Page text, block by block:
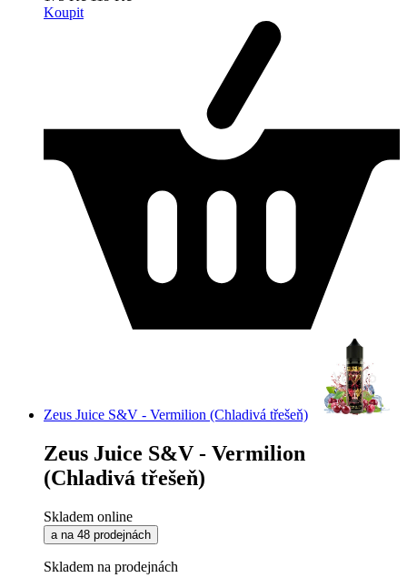
Koupit
Zeus Juice S&V - Vermilion (Chladivá třešeň)
Zeus Juice S&V - Vermilion
(Chladivá třešeň)
Skladem online
a na 48 prodejnách
Skladem na prodejnách